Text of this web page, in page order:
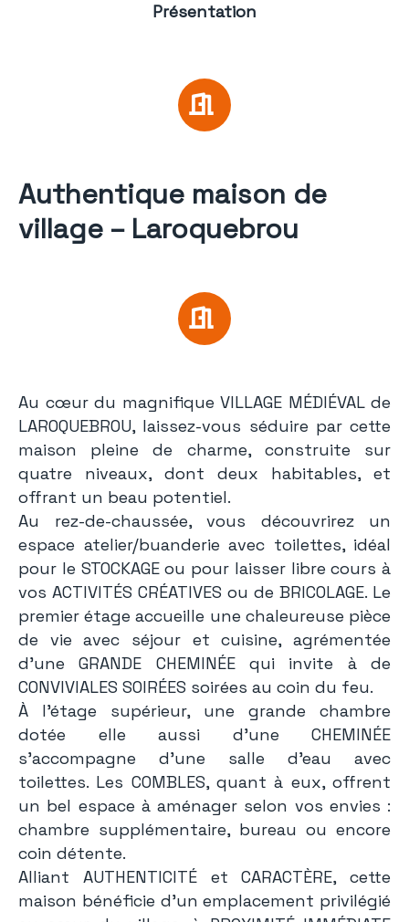
Présentation
Authentique maison de
village – Laroquebrou
Au cœur du magnifique VILLAGE MÉDIÉVAL de
LAROQUEBROU, laissez-vous séduire par cette
maison pleine de charme, construite sur
quatre niveaux, dont deux habitables, et
offrant un beau potentiel.
Au rez-de-chaussée, vous découvrirez un
espace atelier/buanderie avec toilettes, idéal
pour le STOCKAGE ou pour laisser libre cours à
vos ACTIVITÉS CRÉATIVES ou de BRICOLAGE. Le
premier étage accueille une chaleureuse pièce
de vie avec séjour et cuisine, agrémentée
d’une GRANDE CHEMINÉE qui invite à de
CONVIVIALES SOIRÉES soirées au coin du feu.
À l’étage supérieur, une grande chambre
dotée elle aussi d’une CHEMINÉE
s’accompagne d’une salle d’eau avec
toilettes. Les COMBLES, quant à eux, offrent
un bel espace à aménager selon vos envies :
chambre supplémentaire, bureau ou encore
coin détente.
Alliant AUTHENTICITÉ et CARACTÈRE, cette
maison bénéficie d’un emplacement privilégié